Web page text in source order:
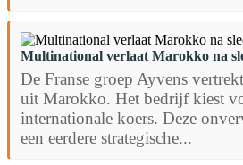
Multinational verlaat Marokko na
De Franse groep Ayvens
uit Marokko. Het bedrijf kiest
internationale koers. Deze
een eerdere strategische...